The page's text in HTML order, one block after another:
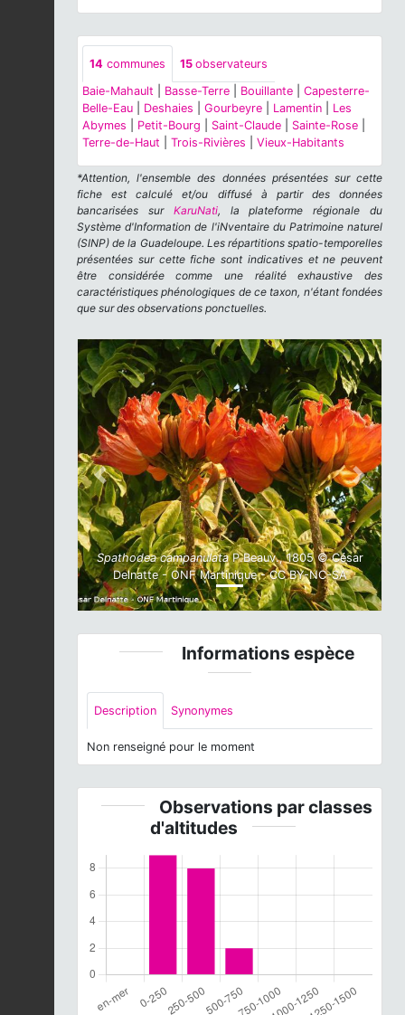
14 communes 15 observateurs
Baie-Mahault
Basse-Terre Bouillante
Capesterre-
Belle-Eau
Deshaies Gourbeyre Lamentin
Les
Abymes
Petit-Bourg Saint-Claude Sainte-Rose
Terre-de-Haut
Trois-Rivières Vieux-Habitants
*Attention, l'ensemble des données présentées sur cette
fiche est calculé et/ou diffusé à partir des données
bancarisées sur KaruNati, la plateforme régionale du
Système d'Information de l'iNventaire du Patrimoine naturel
(SINP) de la Guadeloupe. Les répartitions spatio-temporelles
présentées sur cette fiche sont indicatives et ne peuvent
être considérée comme une réalité exhaustive des
caractéristiques phénologiques de ce taxon, n'étant fondées
que sur des observations ponctuelles.
Spathodea campanulataP.Beauv., 1805 © César
Delnatte - ONF Martinique - CC BY-NC-SA
Previous Next
Informations espèce
Description Synonymes
Non renseigné pour le moment
Observations par classes
d'altitudes